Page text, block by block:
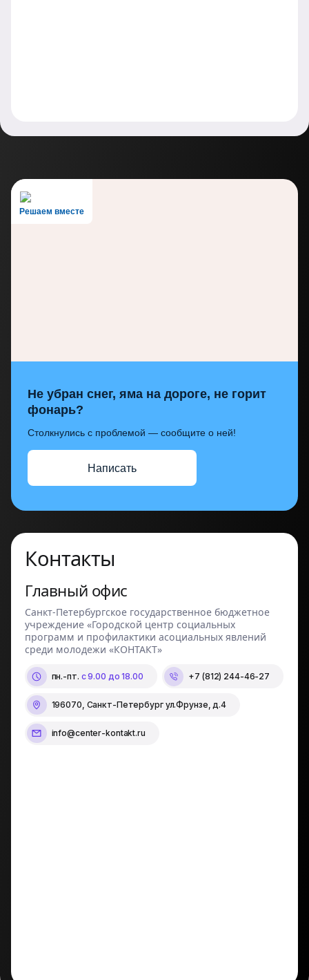
Решаем вместе
Не убран снег, яма на дороге, не горит
фонарь?
Столкнулись с проблемой — сообщите о ней!
Написать
Контакты
Главный офис
Санкт-Петербургское государственное бюджетное
учреждение «Городской центр социальных
программ и профилактики асоциальных явлений
среди молодежи «КОНТАКТ»
пн.-пт. с 9.00 до 18.00 +7 (812) 244-46-27
196070, Санкт-Петербург ул.Фрунзе, д.4
info@center-kontakt.ru